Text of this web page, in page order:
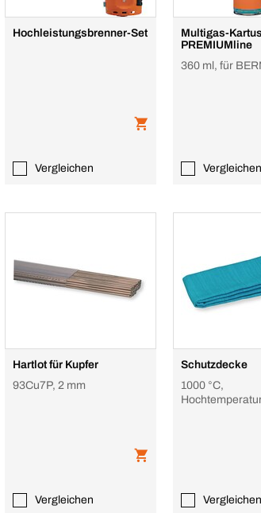
Hochleistungsbrenner-Set
Vergleichen
Multigas-
PREMIUMline
360 ml, für
Vergleichen
Hartlot für Kupfer
93Cu7P, 2 mm
Vergleichen
Schutzdecke
1000 °C,
Vergleichen